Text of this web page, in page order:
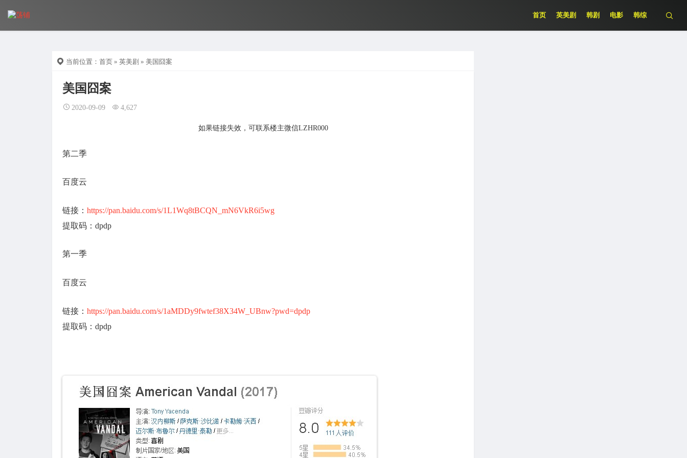
首页 英美剧 韩剧 电影 韩综
当前位置： 首页 » 英美剧 » 美国囧案
美国囧案
2020-09-09 4,627
如果链接失效，可联系楼主微信LZHR000
第二季
百度云
链接： https://pan.baidu.com/s/1L1Wq8tBCQN_mN6VkR6i5wg
提取码：dpdp
第一季
百度云
链接： https://pan.baidu.com/s/1aMDDy9fwtef38X34W_UBnw?pwd=dpdp
提取码：dpdp